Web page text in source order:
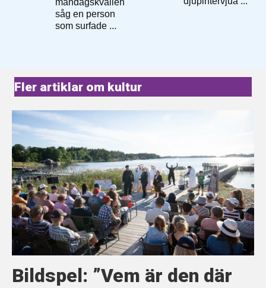
Fler artiklar om kultur
Bildspel: ”Vem är den där